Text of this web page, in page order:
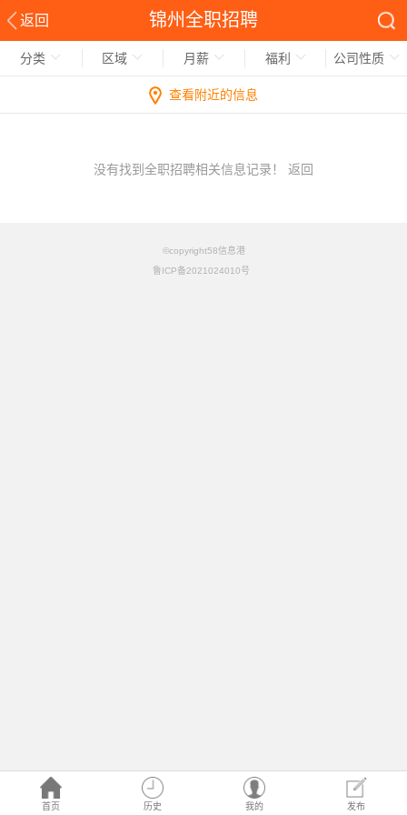
返回 锦州全职招聘
首页 历史 我的 发布
分类 区域 月薪 福利 公司性质
查看附近的信息
没有找到全职招聘相关信息记录！ 返回
©copyright58信息港
鲁ICP备2021024010号